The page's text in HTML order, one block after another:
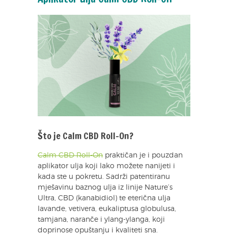
Što je Calm CBD Roll-On?
Calm CBD Roll-On praktičan je i pouzdan
aplikator ulja koji lako možete nanijeti i
kada ste u pokretu. Sadrži patentiranu
mješavinu baznog ulja iz linije Nature’s
Ultra, CBD (kanabidiol) te eterična ulja
lavande, vetivera, eukaliptusa globulusa,
tamjana, naranče i ylang-ylanga, koji
doprinose opuštanju i kvaliteti sna.